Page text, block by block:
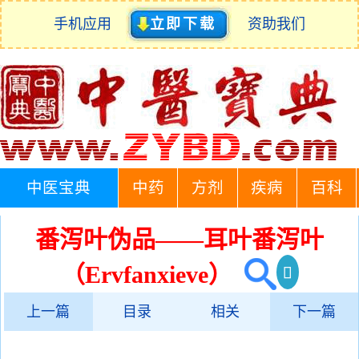
手机应用 立即下载 资助我们
中医宝典 中药 方剂 疾病 百科
番泻叶伪品——耳叶番泻叶
（Ervfanxieve）
上一篇 目录 相关 下一篇